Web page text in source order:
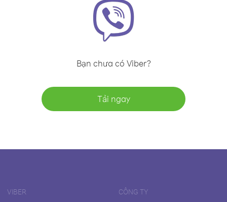
Bạn chưa có Viber?
Tải ngay
VIBER CÔNG TY